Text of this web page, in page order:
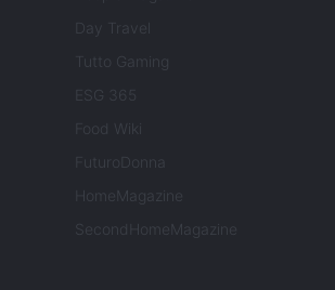
Day Travel
Tutto Gaming
ESG 365
Food Wiki
FuturoDonna
HomeMagazine
SecondHomeMagazine